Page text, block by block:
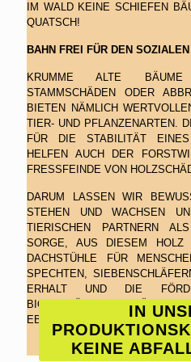
IM WALD KEINE SCHIEFEN
QUATSCH!
BAHN FREI FÜR DEN
KRUMME ALTE BÄUME
STAMMSCHÄDEN ODER
BIETEN NÄMLICH
TIER- UND PFLANZENARTEN.
FÜR DIE STABILITÄT
HELFEN AUCH DER
FRESSFEINDE VON
DARUM LASSEN WIR
STEHEN UND WACHSEN
TIERISCHEN PARTNERN
SORGE, AUS DIESEM
DACHSTÜHLE FÜR
SPECHTEN,
ERHALT UND DIE
BIOTOPBÄUMEN GEHÖREN
EBENSO WIE DIE
IN
KEINE